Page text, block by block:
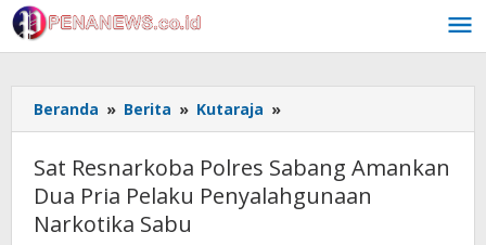
Skip
to
content
Beranda » Berita » Kutaraja »
Resnarkoba
Sabang
Amankan
Sat Resnarkoba Polres Sabang Amankan
Dua Pria Pelaku Penyalahgunaan
Narkotika Sabu